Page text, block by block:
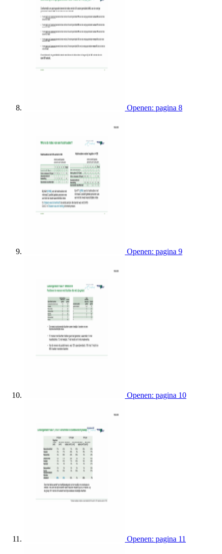
Openen: pagina 8
Openen: pagina 9
Openen: pagina 10
Openen: pagina 11